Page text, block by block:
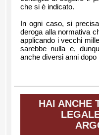
che si è indicato.
In ogni caso, si
deroga alla normativa
applicando i vecchi
sarebbe nulla e,
anche diversi anni dopo
HAI ANCHE